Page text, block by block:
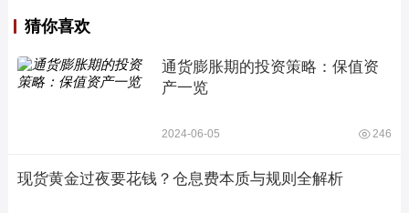
猜你喜欢
通货膨胀期的投资策略：保值资
产一览
2024-06-05 246
现货黄金过夜要花钱？仓息费本质与规则全解析